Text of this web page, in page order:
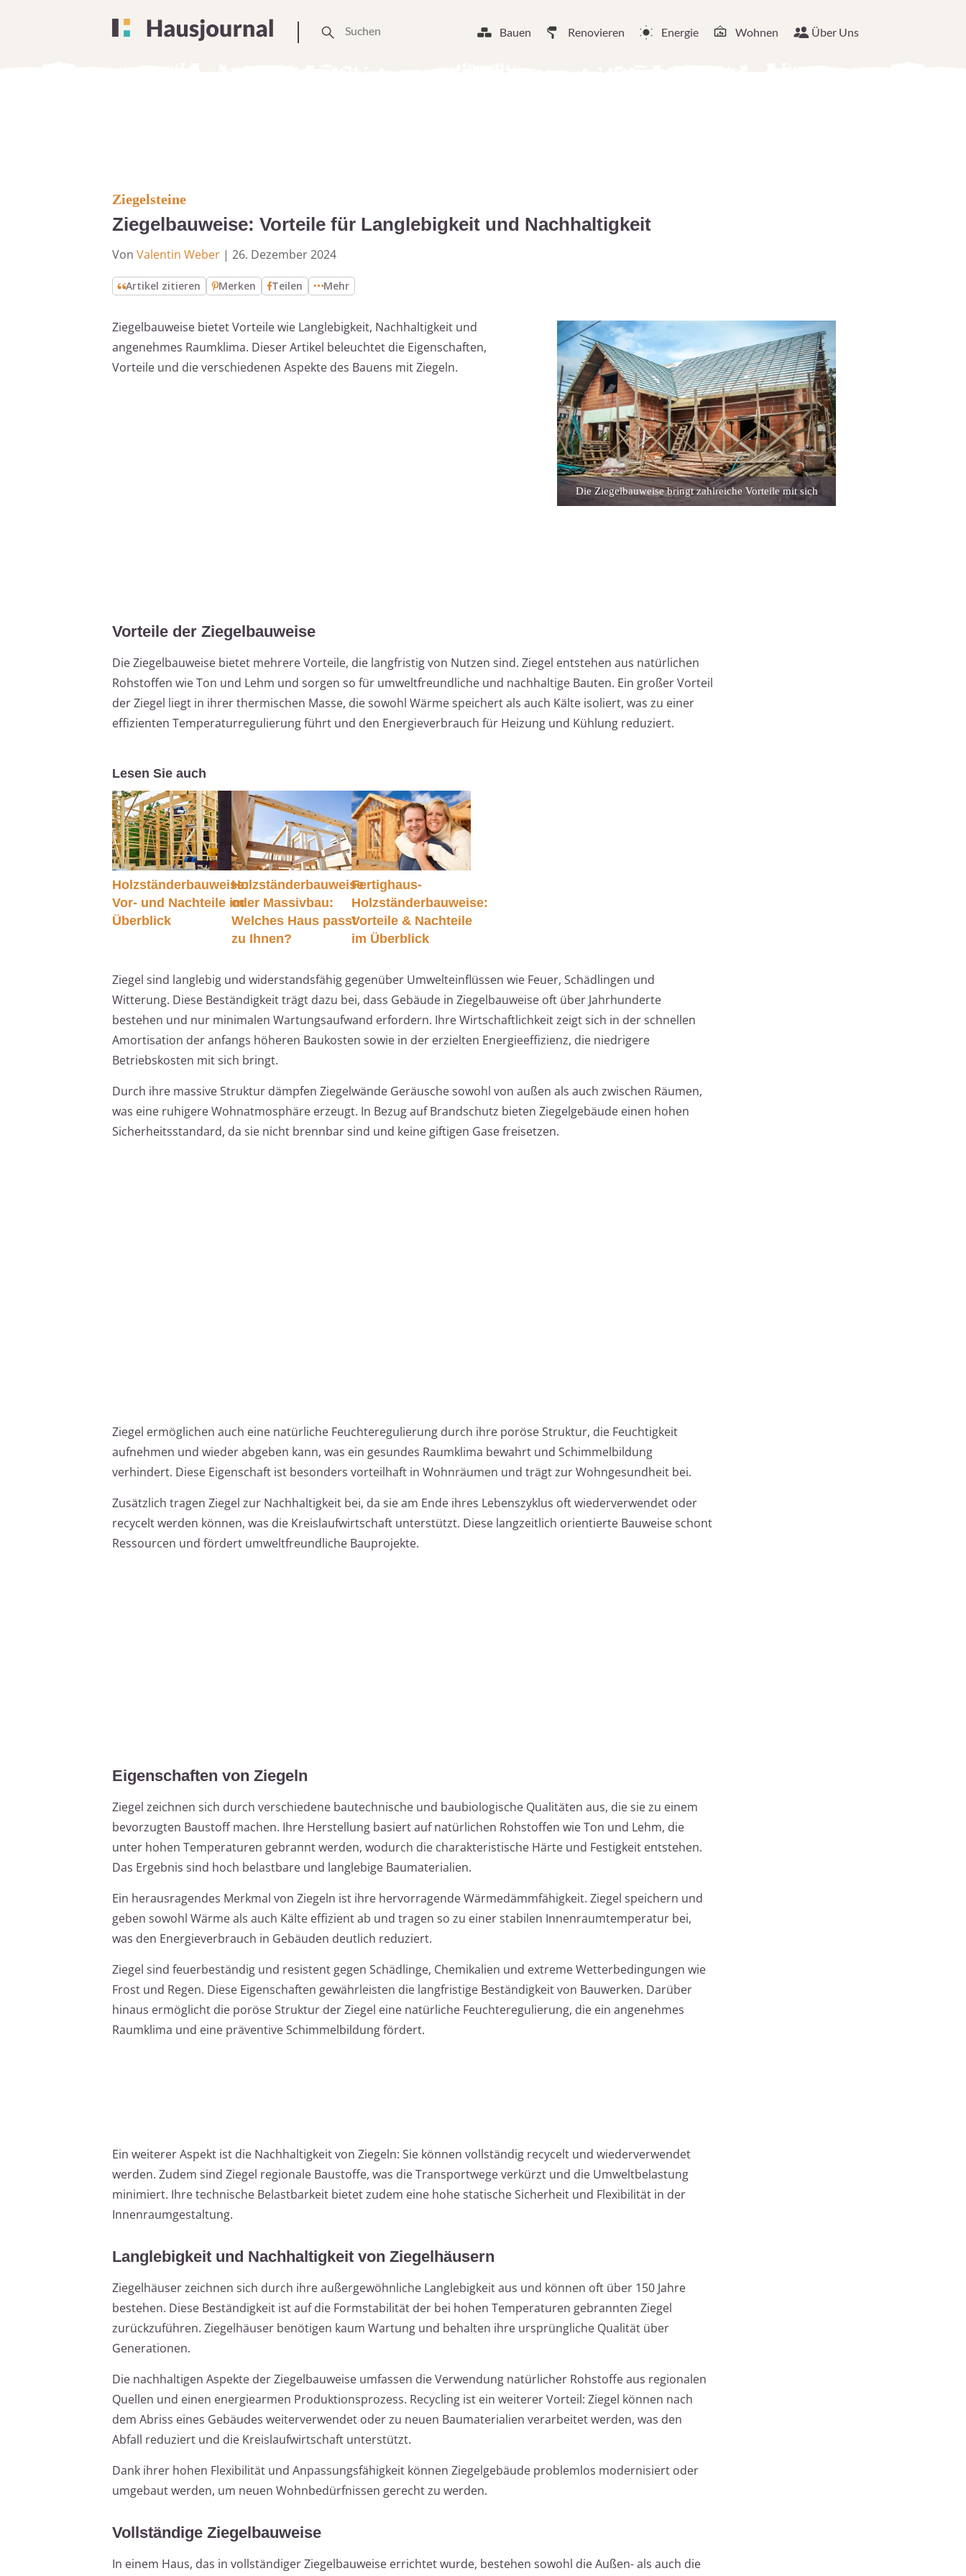
Bauen Renovieren Energie Wohnen Über Uns
Ziegelsteine
Ziegelbauweise: Vorteile für Langlebigkeit und Nachhaltigkeit
Von Valentin Weber | 26. Dezember 2024
Artikel zitieren Merken Teilen Mehr
Ziegelbauweise bietet Vorteile wie Langlebigkeit, Nachhaltigkeit und
angenehmes Raumklima. Dieser Artikel beleuchtet die Eigenschaften,
Vorteile und die verschiedenen Aspekte des Bauens mit Ziegeln.
Die Ziegelbauweise bringt zahlreiche Vorteile mit sich
Vorteile der Ziegelbauweise
Die Ziegelbauweise bietet mehrere Vorteile, die langfristig von Nutzen sind. Ziegel entstehen aus natürlichen
Rohstoffen wie Ton und Lehm und sorgen so für umweltfreundliche und nachhaltige Bauten. Ein großer Vorteil
der Ziegel liegt in ihrer thermischen Masse, die sowohl Wärme speichert als auch Kälte isoliert, was zu einer
effizienten Temperaturregulierung führt und den Energieverbrauch für Heizung und Kühlung reduziert.
Lesen Sie auch
Holzständerbauweise:
Vor- und Nachteile im
Überblick
Holzständerbauweise
oder Massivbau:
Welches Haus passt
zu Ihnen?
Fertighaus-
Holzständerbauweise:
Vorteile & Nachteile
im Überblick
Ziegel sind langlebig und widerstandsfähig gegenüber Umwelteinflüssen wie Feuer, Schädlingen und
Witterung. Diese Beständigkeit trägt dazu bei, dass Gebäude in Ziegelbauweise oft über Jahrhunderte
bestehen und nur minimalen Wartungsaufwand erfordern. Ihre Wirtschaftlichkeit zeigt sich in der schnellen
Amortisation der anfangs höheren Baukosten sowie in der erzielten Energieeffizienz, die niedrigere
Betriebskosten mit sich bringt.
Durch ihre massive Struktur dämpfen Ziegelwände Geräusche sowohl von außen als auch zwischen Räumen,
was eine ruhigere Wohnatmosphäre erzeugt. In Bezug auf Brandschutz bieten Ziegelgebäude einen hohen
Sicherheitsstandard, da sie nicht brennbar sind und keine giftigen Gase freisetzen.
Ziegel ermöglichen auch eine natürliche Feuchteregulierung durch ihre poröse Struktur, die Feuchtigkeit
aufnehmen und wieder abgeben kann, was ein gesundes Raumklima bewahrt und Schimmelbildung
verhindert. Diese Eigenschaft ist besonders vorteilhaft in Wohnräumen und trägt zur Wohngesundheit bei.
Zusätzlich tragen Ziegel zur Nachhaltigkeit bei, da sie am Ende ihres Lebenszyklus oft wiederverwendet oder
recycelt werden können, was die Kreislaufwirtschaft unterstützt. Diese langzeitlich orientierte Bauweise schont
Ressourcen und fördert umweltfreundliche Bauprojekte.
Eigenschaften von Ziegeln
Ziegel zeichnen sich durch verschiedene bautechnische und baubiologische Qualitäten aus, die sie zu einem
bevorzugten Baustoff machen. Ihre Herstellung basiert auf natürlichen Rohstoffen wie Ton und Lehm, die
unter hohen Temperaturen gebrannt werden, wodurch die charakteristische Härte und Festigkeit entstehen.
Das Ergebnis sind hoch belastbare und langlebige Baumaterialien.
Ein herausragendes Merkmal von Ziegeln ist ihre hervorragende Wärmedämmfähigkeit. Ziegel speichern und
geben sowohl Wärme als auch Kälte effizient ab und tragen so zu einer stabilen Innenraumtemperatur bei,
was den Energieverbrauch in Gebäuden deutlich reduziert.
Ziegel sind feuerbeständig und resistent gegen Schädlinge, Chemikalien und extreme Wetterbedingungen wie
Frost und Regen. Diese Eigenschaften gewährleisten die langfristige Beständigkeit von Bauwerken. Darüber
hinaus ermöglicht die poröse Struktur der Ziegel eine natürliche Feuchteregulierung, die ein angenehmes
Raumklima und eine präventive Schimmelbildung fördert.
Ein weiterer Aspekt ist die Nachhaltigkeit von Ziegeln: Sie können vollständig recycelt und wiederverwendet
werden. Zudem sind Ziegel regionale Baustoffe, was die Transportwege verkürzt und die Umweltbelastung
minimiert. Ihre technische Belastbarkeit bietet zudem eine hohe statische Sicherheit und Flexibilität in der
Innenraumgestaltung.
Langlebigkeit und Nachhaltigkeit von Ziegelhäusern
Ziegelhäuser zeichnen sich durch ihre außergewöhnliche Langlebigkeit aus und können oft über 150 Jahre
bestehen. Diese Beständigkeit ist auf die Formstabilität der bei hohen Temperaturen gebrannten Ziegel
zurückzuführen. Ziegelhäuser benötigen kaum Wartung und behalten ihre ursprüngliche Qualität über
Generationen.
Die nachhaltigen Aspekte der Ziegelbauweise umfassen die Verwendung natürlicher Rohstoffe aus regionalen
Quellen und einen energiearmen Produktionsprozess. Recycling ist ein weiterer Vorteil: Ziegel können nach
dem Abriss eines Gebäudes weiterverwendet oder zu neuen Baumaterialien verarbeitet werden, was den
Abfall reduziert und die Kreislaufwirtschaft unterstützt.
Dank ihrer hohen Flexibilität und Anpassungsfähigkeit können Ziegelgebäude problemlos modernisiert oder
umgebaut werden, um neuen Wohnbedürfnissen gerecht zu werden.
Vollständige Ziegelbauweise
In einem Haus, das in vollständiger Ziegelbauweise errichtet wurde, bestehen sowohl die Außen- als auch die